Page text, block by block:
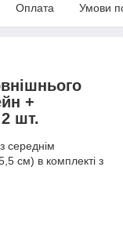
Оплата Умови
+
шт.
середнім
см) в комплекті з